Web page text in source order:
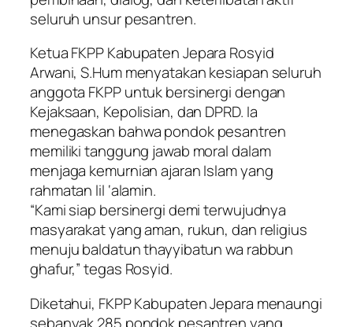
seluruh unsur pesantren.
Ketua FKPP Kabupaten Jepara Rosyid
Arwani, S.Hum menyatakan kesiapan seluruh
anggota FKPP untuk bersinergi dengan
Kejaksaan, Kepolisian, dan DPRD. Ia
menegaskan bahwa pondok pesantren
memiliki tanggung jawab moral dalam
menjaga kemurnian ajaran Islam yang
rahmatan lil ‘alamin.
“Kami siap bersinergi demi terwujudnya
masyarakat yang aman, rukun, dan religius
menuju baldatun thayyibatun wa rabbun
ghafur,” tegas Rosyid.
Diketahui, FKPP Kabupaten Jepara menaungi